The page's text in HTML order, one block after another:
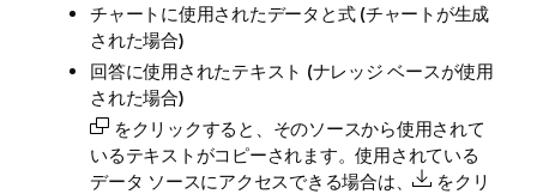
チャートに使用されたデータと式 (チャートが生成
された場合)
回答に使用されたテキスト (ナレッジ ベースが使用
された場合)
をクリックすると、そのソースから使用されて
いるテキストがコピーされます。使用されている
データ ソースにアクセスできる場合は、
をクリ